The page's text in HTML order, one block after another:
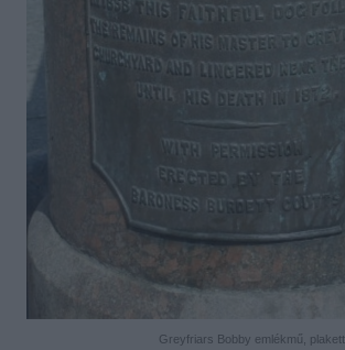
Greyfriars Bobby emlékmű, plakett